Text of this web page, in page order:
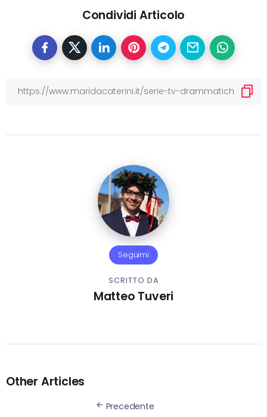
Condividi Articolo
Seguimi
SCRITTO DA
Matteo Tuveri
Other Articles
Precedente